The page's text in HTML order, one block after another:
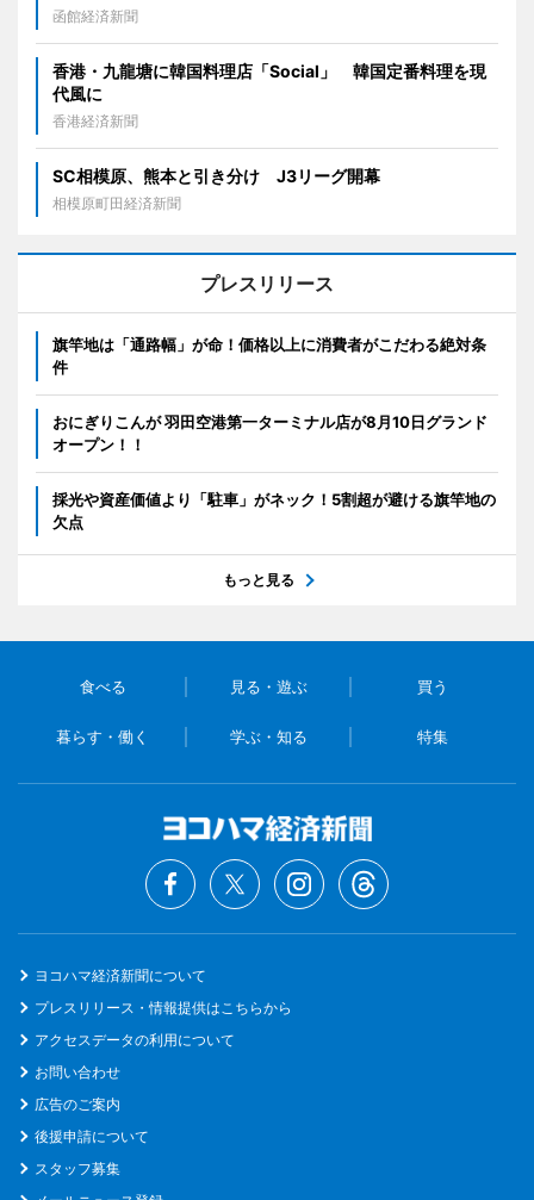
函館経済新聞
香港・九龍塘に韓国料理店「Social」 韓国定番料理を現
代風に
香港経済新聞
SC相模原、熊本と引き分け J3リーグ開幕
相模原町田経済新聞
プレスリリース
旗竿地は「通路幅」が命！価格以上に消費者がこだわる絶対条
件
おにぎりこんが 羽田空港第一ターミナル店が8月10日グランド
オープン！！
採光や資産価値より「駐車」がネック！5割超が避ける旗竿地の
欠点
もっと見る
食べる 見る・遊ぶ 買う
暮らす・働く 学ぶ・知る 特集
ヨコハマ経済新聞について
プレスリリース・情報提供はこちらから
アクセスデータの利用について
お問い合わせ
広告のご案内
後援申請について
スタッフ募集